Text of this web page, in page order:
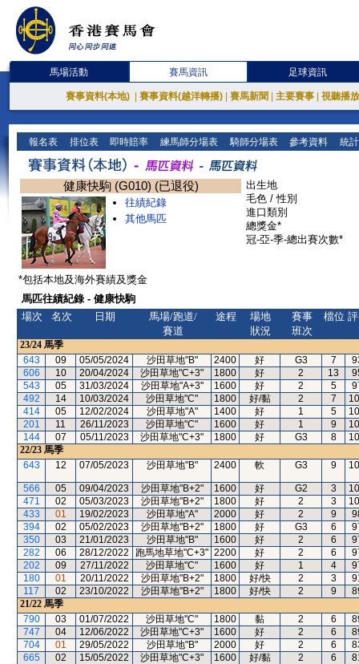
馬場活動 賽馬資訊 足球資訊
賽事資料(本地) 賽事資料(越洋轉播) 賽馬新聞 主要賽事 視聽播
報名表 排位表 即時賠率 練馬師分場表 騎師分場表 參考資料 統
健康快駒 (G010) (已退役)
往績紀錄
其他馬匹
出生地
毛色 / 性別
進口類別
總獎金*
冠-亞-季-總出賽次數*
*包括本地及海外賽績及獎金
馬匹往績紀錄 - 健康快駒
場次
名次 日期
馬場/跑道/
賽道
途程
場地
狀況
賽事
班次
檔位
23/24 馬季
643
09 05/05/2024 沙田草地"B" 2400 好 G3 7
606
10 20/04/2024 沙田草地"C+3" 1800 好 2 13
543
05 31/03/2024 沙田草地"A+3" 1600 好 2 5
492
14 10/03/2024 沙田草地"C" 1800 好/黏 2 7
414
05 12/02/2024 沙田草地"A" 1400 好 1 5
201
11 26/11/2023 沙田草地"C" 1600 好 1 9
144
07 05/11/2023 沙田草地"C+3" 1800 好 G3 8
22/23 馬季
643
12 07/05/2023 沙田草地"B" 2400 軟 G3 9
566 05 09/04/2023 沙田草地"B+2" 1600 好 G2 3
471
02 05/03/2023 沙田草地"B+2" 1800 好 2 3
433
01 19/02/2023 沙田草地"A" 2000 好 2 9
394
02 05/02/2023 沙田草地"B+2" 1800 好 G3 6
350
03 21/01/2023 沙田草地"B" 1600 好 2 6
282
06 28/12/2022 跑馬地草地"C+3" 2200 好 2 6
202
09 27/11/2022 沙田草地"C" 1600 好 1 4
180
01 20/11/2022 沙田草地"B+2" 1800 好/快 2 3
117
02 23/10/2022 沙田草地"B+2" 1800 好/快 2 9
21/22 馬季
790
03 01/07/2022 沙田草地"C" 1800 黏 2 6
747
04 12/06/2022 沙田草地"C+3" 1600 好 2 6
704
01 29/05/2022 沙田草地"B" 2000 好 2 6
665
02 15/05/2022 沙田草地"C+3" 1600 好/黏 2 6